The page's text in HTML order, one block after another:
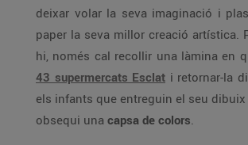
deixar volar la seva imaginació i
paper la seva millor creació artística.
hi, només cal recollir una làmina en
43 supermercats Esclat i retornar-la
els infants que entreguin el seu dibuix
obsequi una capsa de colors.